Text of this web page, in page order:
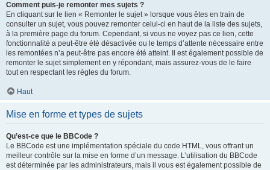
Comment puis-je remonter mes sujets ?
En cliquant sur le lien « Remonter le sujet » lorsque vous êtes en train de
consulter un sujet, vous pouvez remonter celui-ci en haut de la liste des sujets,
à la première page du forum. Cependant, si vous ne voyez pas ce lien, cette
fonctionnalité a peut-être été désactivée ou le temps d’attente nécessaire entre
les remontées n’a peut-être pas encore été atteint. Il est également possible de
remonter le sujet simplement en y répondant, mais assurez-vous de le faire
tout en respectant les règles du forum.
Haut
Mise en forme et types de sujets
Qu’est-ce que le BBCode ?
Le BBCode est une implémentation spéciale du code HTML, vous offrant un
meilleur contrôle sur la mise en forme d’un message. L’utilisation du BBCode
est déterminée par les administrateurs, mais il vous est également possible de